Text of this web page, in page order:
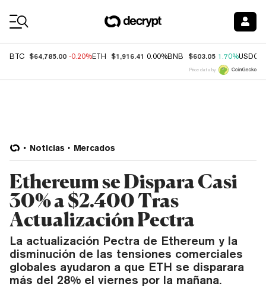
BTC $64,785.00 -0.20%ETH $1,916.41 0.00%BNB $603.05 1.70%USDC
Price data by
Noticias Mercados
Ethereum se Dispara Casi
30% a $2.400 Tras
Actualización Pectra
La actualización Pectra de Ethereum y la
disminución de las tensiones comerciales
globales ayudaron a que ETH se disparara
más del 28% el viernes por la mañana.